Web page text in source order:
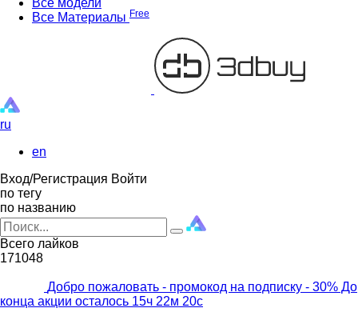
Все модели
Все Материалы Free
ru
en
Вход/Регистрация Войти
по тегу
по названию
Всего лайков
171048
Добро пожаловать - промокод на подписку - 30% До
конца акции осталось 15ч 22м 18с